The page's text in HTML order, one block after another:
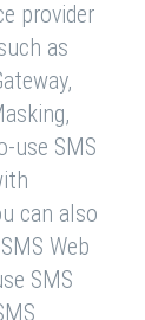
provider
as
use SMS
can also
Web
SMS